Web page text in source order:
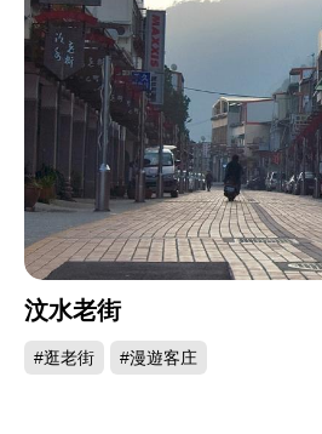
汶水老街
#逛老街 #漫遊客庄